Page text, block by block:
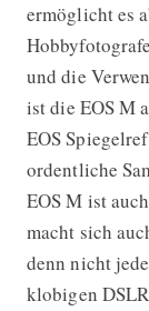
ermöglicht es
und die
ist die EOS M
EOS
ordentliche
EOS M ist
macht sich
denn nicht
klobigen